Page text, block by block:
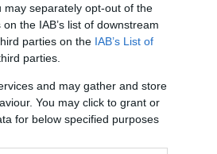
may separately opt-out of the
the IAB’s list of downstream
parties on the IAB’s List of
parties.
and may gather and store
You may click to grant or
for below specified purposes
με
Χωρίς Internet τώρα
αυτό το χωριό της
Εύβοιας
Εύβοια: Διακοπή
ρεύματος αύριο
Πίνακας